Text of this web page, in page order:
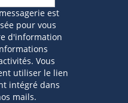
est
pour vous
d'information
Vous
utiliser le lien
intégré dans
mails.